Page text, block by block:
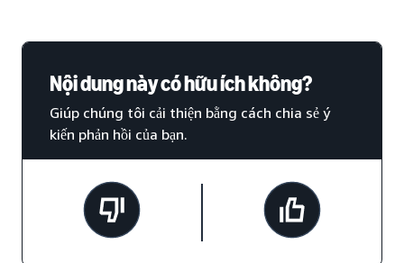
Nội dung này có hữu ích không?
Giúp chúng tôi cải thiện bằng cách chia sẻ ý
kiến phản hồi của bạn.